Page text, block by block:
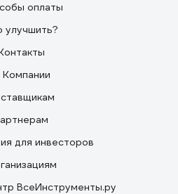
оплаты
улучшить?
для инвесторов
ВсеИнструменты.ру